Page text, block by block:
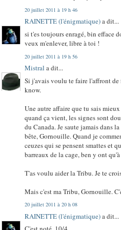
20 juillet 2011 à 19 h 46
RAINETTE (l'énigmatique)a dit...
si t'es toujours enragé, bin efface
veux m'enlever, libre à toi !
20 juillet 2011 à 19 h 56
Mistral a dit...
Si j'avais voulu te faire l'affront
know.
Une autre affaire que tu sais
quand ça vient, les signes sont
du Canada. Je saute jamais dans
bête, Gornouille. Quand je
ceuzes qui se pensent smattes et
barreaux de la cage, ben y ont
T'as voulu aider la Tribu. Je te
Mais c'est ma Tribu, Gornouille.
20 juillet 2011 à 20 h 08
RAINETTE (l'énigmatique)a dit...